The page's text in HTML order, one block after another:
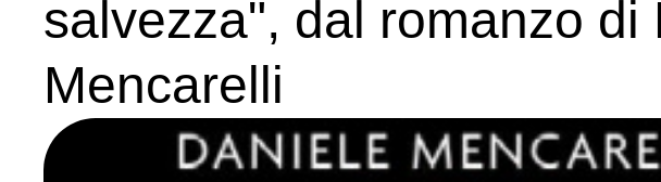
salvezza", dal romanzo di
Mencarelli